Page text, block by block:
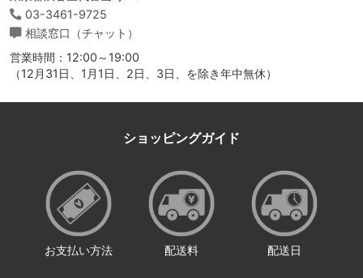
03-3461-9725
相談窓口（チャット）
営業時間：12:00～19:00
（12月31日、1月1日、2日、3日、を除き年中無休）
ショッピングガイド
お支払い方法 配送料 配送日